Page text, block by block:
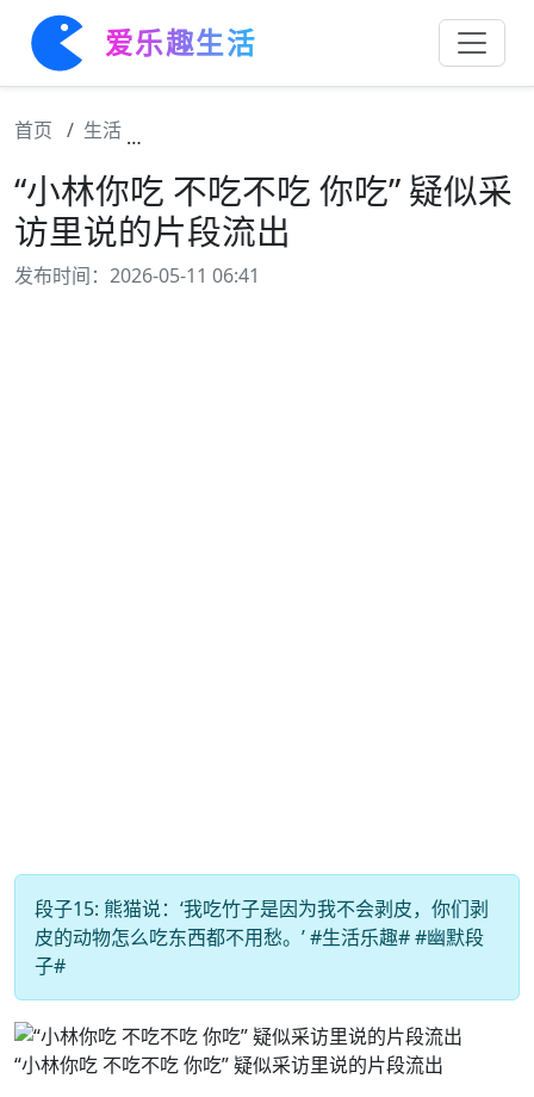
爱乐趣生活
首页 生活
“小林你吃 不吃不吃 你吃” 疑似采
访里说的片段流出
发布时间：2026-05-11 06:41
段子15: 熊猫说：‘我吃竹子是因为我不会剥皮，你们剥
皮的动物怎么吃东西都不用愁。’ #生活乐趣# #幽默段
子#
“小林你吃 不吃不吃 你吃” 疑似采访里说的片段流出